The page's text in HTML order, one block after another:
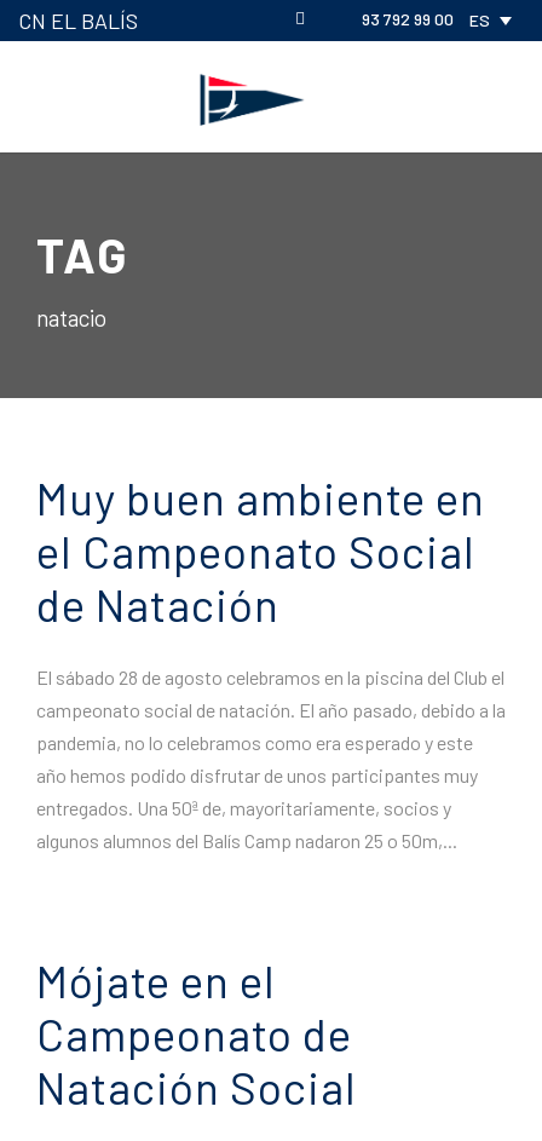
CN EL BALÍS 93 792 99 00 ES
TAG
natacio
Muy buen ambiente en
el Campeonato Social
de Natación
El sábado 28 de agosto celebramos en la piscina del Club el
campeonato social de natación. El año pasado, debido a la
pandemia, no lo celebramos como era esperado y este
año hemos podido disfrutar de unos participantes muy
entregados. Una 50ª de, mayoritariamente, socios y
algunos alumnos del Balís Camp nadaron 25 o 50m,...
Mójate en el
Campeonato de
Natación Social